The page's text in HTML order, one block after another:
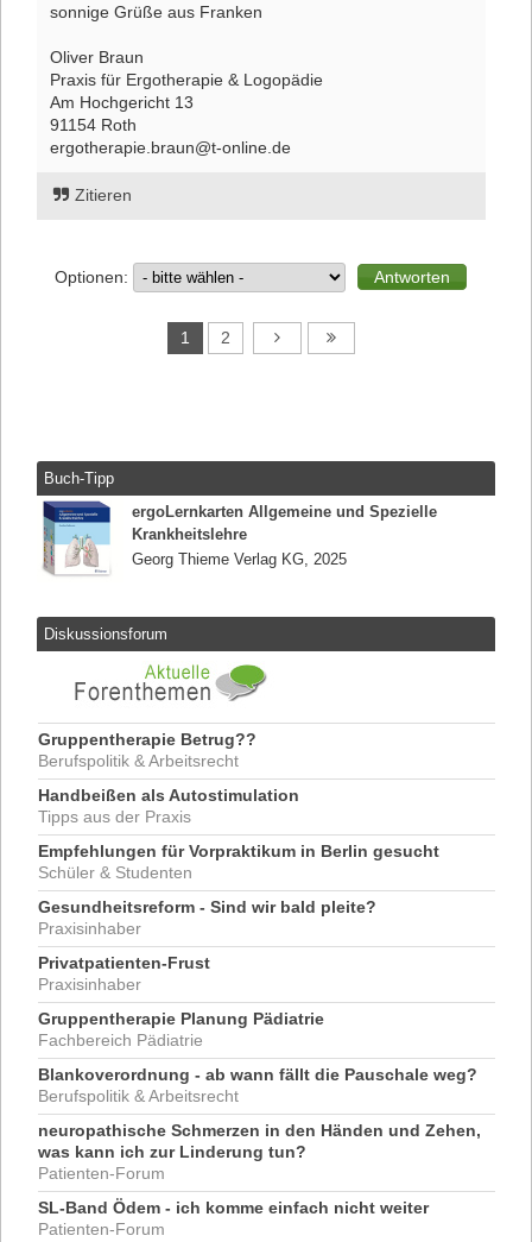
sonnige Grüße aus Franken
Oliver Braun
Praxis für Ergotherapie & Logopädie
Am Hochgericht 13
91154 Roth
ergotherapie.braun@t-online.de
Zitieren
Optionen:
1 2
Buch-Tipp
ergoLernkarten Allgemeine und Spezielle
Krankheitslehre
Georg Thieme Verlag KG, 2025
Diskussionsforum
Gruppentherapie Betrug??
Berufspolitik & Arbeitsrecht
Handbeißen als Autostimulation
Tipps aus der Praxis
Empfehlungen für Vorpraktikum in Berlin gesucht
Schüler & Studenten
Gesundheitsreform - Sind wir bald pleite?
Praxisinhaber
Privatpatienten-Frust
Praxisinhaber
Gruppentherapie Planung Pädiatrie
Fachbereich Pädiatrie
Blankoverordnung - ab wann fällt die Pauschale weg?
Berufspolitik & Arbeitsrecht
neuropathische Schmerzen in den Händen und Zehen,
was kann ich zur Linderung tun?
Patienten-Forum
SL-Band Ödem - ich komme einfach nicht weiter
Patienten-Forum